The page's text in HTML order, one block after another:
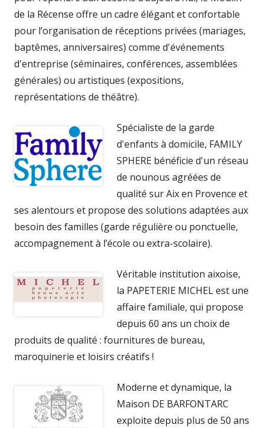
de la Récense offre un cadre élégant et confortable
pour l’organisation de réceptions privées (mariages,
baptêmes, anniversaires) comme d'événements
d'entreprise (séminaires, conférences, assemblées
générales) ou artistiques (expositions,
représentations de théâtre).
Spécialiste de la garde
d'enfants à domicile, FAMILY
SPHERE bénéficie d'un réseau
de nounous agréées de
qualité sur Aix en Provence et
ses alentours et propose des solutions adaptées aux
besoin des familles (garde régulière ou ponctuelle,
accompagnement à l’école ou extra-scolaire).
Véritable institution aixoise,
la PAPETERIE MICHEL est une
affaire familiale, qui propose
depuis 60 ans un choix de
produits de qualité : fournitures de bureau,
maroquinerie et loisirs créatifs !
Moderne et dynamique, la
Maison DE BARFONTARC
exploite depuis plus de 50 ans